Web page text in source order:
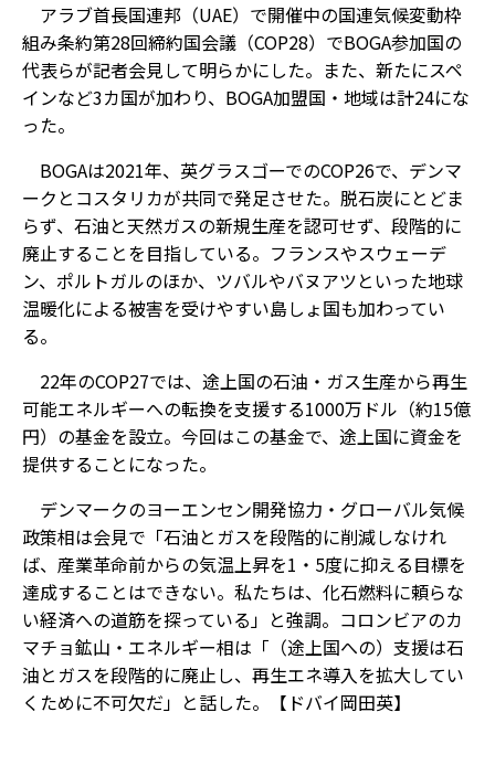
アラブ首長国連邦（UAE）で開催中の国連気候変動枠
組み条約第28回締約国会議（COP28）でBOGA参加国の
代表らが記者会見して明らかにした。また、新たにスペ
インなど3カ国が加わり、BOGA加盟国・地域は計24にな
った。
BOGAは2021年、英グラスゴーでのCOP26で、デンマ
ークとコスタリカが共同で発足させた。脱石炭にとどま
らず、石油と天然ガスの新規生産を認可せず、段階的に
廃止することを目指している。フランスやスウェーデ
ン、ポルトガルのほか、ツバルやバヌアツといった地球
温暖化による被害を受けやすい島しょ国も加わってい
る。
22年のCOP27では、途上国の石油・ガス生産から再生
可能エネルギーへの転換を支援する1000万ドル（約15億
円）の基金を設立。今回はこの基金で、途上国に資金を
提供することになった。
デンマークのヨーエンセン開発協力・グローバル気候
政策相は会見で「石油とガスを段階的に削減しなけれ
ば、産業革命前からの気温上昇を1・5度に抑える目標を
達成することはできない。私たちは、化石燃料に頼らな
い経済への道筋を探っている」と強調。コロンビアのカ
マチョ鉱山・エネルギー相は「（途上国への）支援は石
油とガスを段階的に廃止し、再生エネ導入を拡大してい
くために不可欠だ」と話した。【ドバイ岡田英】